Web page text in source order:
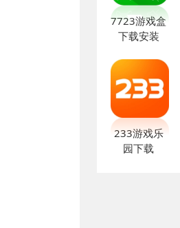
7723游戏盒
下载安装
233游戏乐
园下载